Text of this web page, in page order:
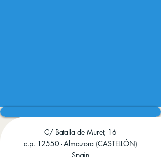
C/ Batalla de Muret, 16
c.p. 12550 - Almazora (CASTELLÓN)
Spain